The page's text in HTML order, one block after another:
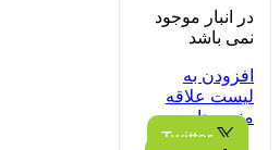
در انبار موجود
نمی باشد
افزودن به
لیست علاقه
مندی ها
Twitter